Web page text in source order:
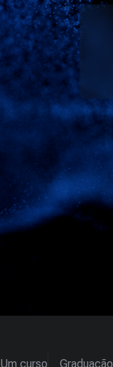
Um curso Graduação